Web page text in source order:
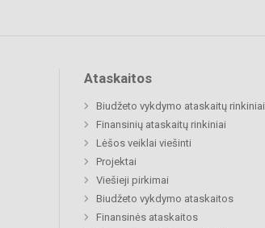
Ataskaitos
Biudžeto vykdymo ataskaitų rinkiniai
Finansinių ataskaitų rinkiniai
Lėšos veiklai viešinti
Projektai
Viešieji pirkimai
Biudžeto vykdymo ataskaitos
Finansinės ataskaitos